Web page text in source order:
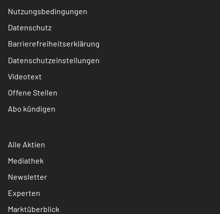
Nutzungsbedingungen
Datenschutz
Barrierefreiheitserklärung
Datenschutzeinstellungen
Videotext
Offene Stellen
Abo kündigen
Alle Aktien
Mediathek
Newsletter
Experten
Marktüberblick